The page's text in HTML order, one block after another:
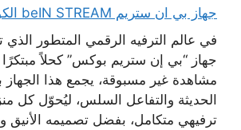
جهاز بي ان ستريم beIN STREAM الكويت مع اشتراك
في عالم الترفيه الرقمي المتطور الذي
جهاز “بي إن ستريم بوكس” كحلاً
مشاهدة غير مسبوقة، يجمع هذا الجهاز
الحديثة والتفاعل السلس، ليُحوّل كل
ترفيهي متكامل، بفضل تصميمه الأنيق